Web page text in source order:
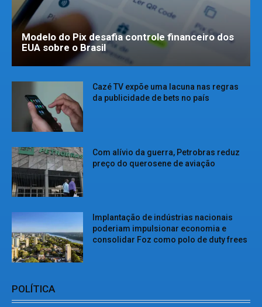
Modelo do Pix desafia controle financeiro dos
EUA sobre o Brasil
Cazé TV expõe uma lacuna nas regras
da publicidade de bets no país
Com alívio da guerra, Petrobras reduz
preço do querosene de aviação
Implantação de indústrias nacionais
poderiam impulsionar economia e
consolidar Foz como polo de duty frees
POLÍTICA